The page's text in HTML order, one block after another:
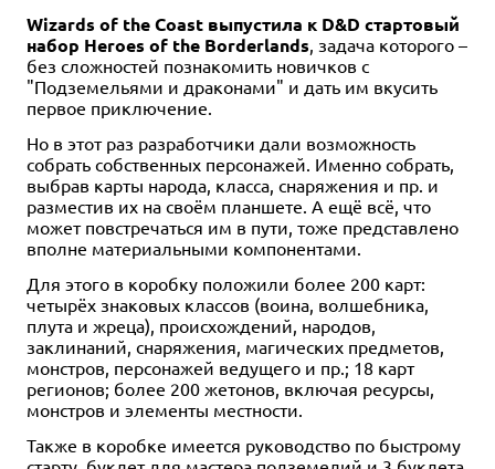
Wizards of the Coast выпустила к D&D стартовый
набор Heroes of the Borderlands , задача которого –
без сложностей познакомить новичков с
"Подземельями и драконами" и дать им вкусить
первое приключение.
Но в этот раз разработчики дали возможность
собрать собственных персонажей. Именно собрать,
выбрав карты народа, класса, снаряжения и пр. и
разместив их на своём планшете. А ещё всё, что
может повстречаться им в пути, тоже представлено
вполне материальными компонентами.
Для этого в коробку положили более 200 карт:
четырёх знаковых классов (воина, волшебника,
плута и жреца), происхождений, народов,
заклинаний, снаряжения, магических предметов,
монстров, персонажей ведущего и пр.; 18 карт
регионов; более 200 жетонов, включая ресурсы,
монстров и элементы местности.
Также в коробке имеется руководство по быстрому